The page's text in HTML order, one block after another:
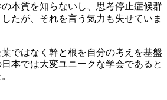
本質を知らないし、思考停止症候群
たが、それを言う気力も失せていま
ではなく幹と根を自分の考えを基盤
本では大変ユニークな学会であると